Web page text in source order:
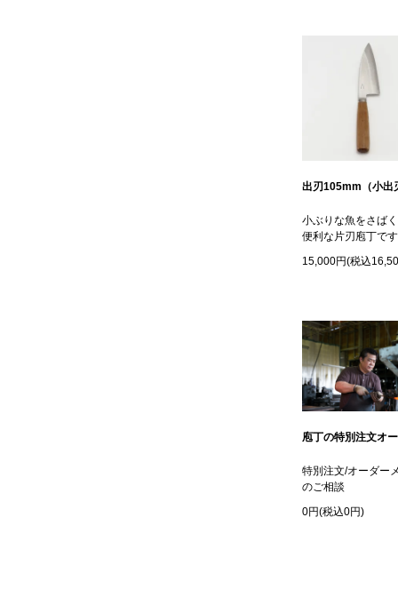
出刃105mm（小出
小ぶりな魚をさば
便利な片刃庖丁です
15,000円(税込
庖丁の特別注文オ
特別注文/オーダー
のご相談
0円(税込0円)